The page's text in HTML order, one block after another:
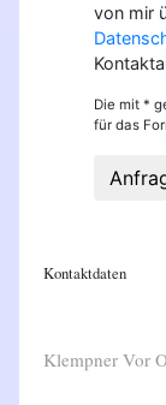
von mir
Die mit *
für das
Kontaktdaten
Klempner Vor